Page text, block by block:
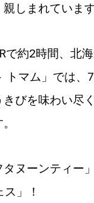
や生き方に触れたい
しまれています
で約2時間、北
トマム」では
きびを味わい尽
タヌーンティー
」！